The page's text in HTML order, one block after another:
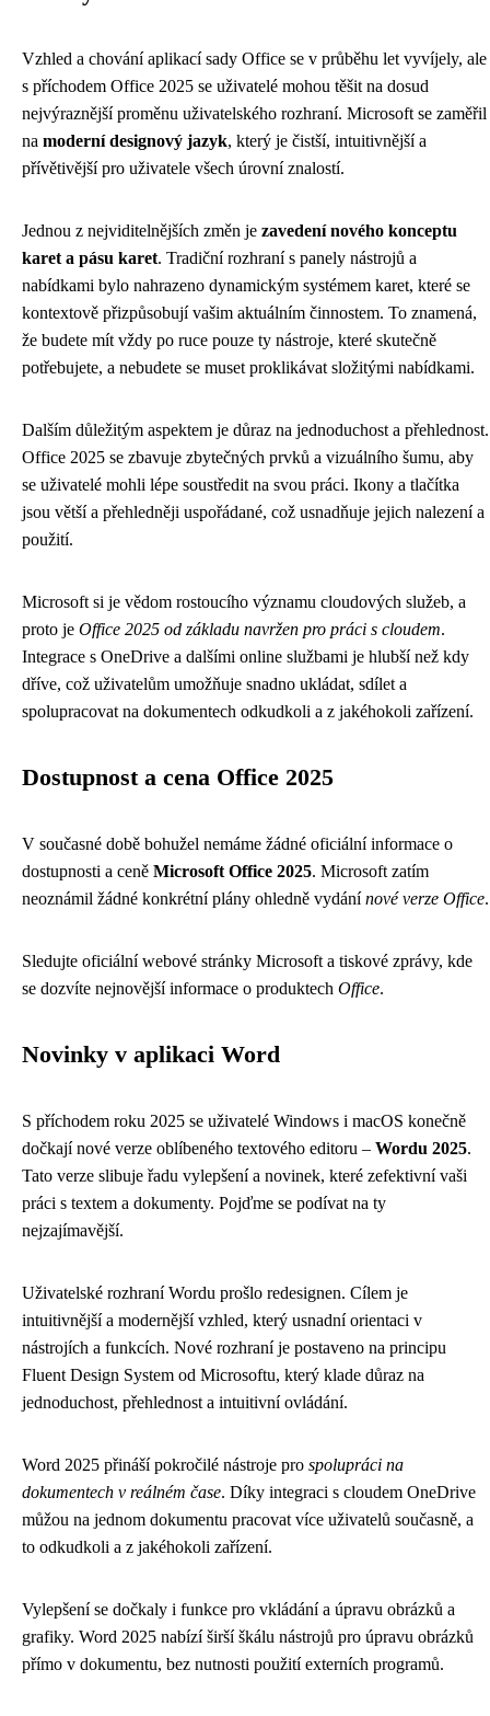
Vzhled a chování aplikací sady Office se v průběhu let vyvíjely, ale
s příchodem Office 2025 se uživatelé mohou těšit na dosud
nejvýraznější proměnu uživatelského rozhraní. Microsoft se zaměřil
na moderní designový jazyk, který je čistší, intuitivnější a
přívětivější pro uživatele všech úrovní znalostí.
Jednou z nejviditelnějších změn je zavedení nového konceptu
karet a pásu karet. Tradiční rozhraní s panely nástrojů a
nabídkami bylo nahrazeno dynamickým systémem karet, které se
kontextově přizpůsobují vašim aktuálním činnostem. To znamená,
že budete mít vždy po ruce pouze ty nástroje, které skutečně
potřebujete, a nebudete se muset proklikávat složitými nabídkami.
Dalším důležitým aspektem je důraz na jednoduchost a přehlednost.
Office 2025 se zbavuje zbytečných prvků a vizuálního šumu, aby
se uživatelé mohli lépe soustředit na svou práci. Ikony a tlačítka
jsou větší a přehledněji uspořádané, což usnadňuje jejich nalezení a
použití.
Microsoft si je vědom rostoucího významu cloudových služeb, a
proto je Office 2025 od základu navržen pro práci s cloudem.
Integrace s OneDrive a dalšími online službami je hlubší než kdy
dříve, což uživatelům umožňuje snadno ukládat, sdílet a
spolupracovat na dokumentech odkudkoli a z jakéhokoli zařízení.
Dostupnost a cena Office 2025
V současné době bohužel nemáme žádné oficiální informace o
dostupnosti a ceně Microsoft Office 2025. Microsoft zatím
neoznámil žádné konkrétní plány ohledně vydánínové verze Office.
Sledujte oficiální webové stránky Microsoft a tiskové zprávy, kde
se dozvíte nejnovější informace o produktech Office.
Novinky v aplikaci Word
S příchodem roku 2025 se uživatelé Windows i macOS konečně
dočkají nové verze oblíbeného textového editoru – Wordu 2025.
Tato verze slibuje řadu vylepšení a novinek, které zefektivní vaši
práci s textem a dokumenty. Pojďme se podívat na ty
nejzajímavější.
Uživatelské rozhraní Wordu prošlo redesignen. Cílem je
intuitivnější a modernější vzhled, který usnadní orientaci v
nástrojích a funkcích. Nové rozhraní je postaveno na principu
Fluent Design System od Microsoftu, který klade důraz na
jednoduchost, přehlednost a intuitivní ovládání.
Word 2025 přináší pokročilé nástroje pro spolupráci na
dokumentech v reálném čase. Díky integraci s cloudem OneDrive
můžou na jednom dokumentu pracovat více uživatelů současně, a
to odkudkoli a z jakéhokoli zařízení.
Vylepšení se dočkaly i funkce pro vkládání a úpravu obrázků a
grafiky. Word 2025 nabízí širší škálu nástrojů pro úpravu obrázků
přímo v dokumentu, bez nutnosti použití externích programů.